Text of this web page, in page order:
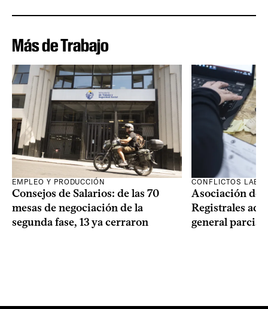
Más de Trabajo
EMPLEO Y PRODUCCIÓN
Consejos de Salarios: de las 70
mesas de negociación de la
segunda fase, 13 ya cerraron
CONFLICTOS
Asociación de
Registrales
general parcial